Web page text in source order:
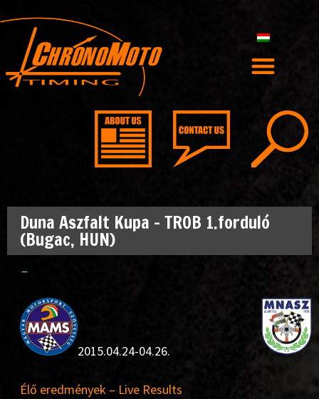
Duna Aszfalt Kupa – TROB 1.forduló
(Bugac, HUN)
–
2015.04.24-04.26.
Élő eredmények – Live Results